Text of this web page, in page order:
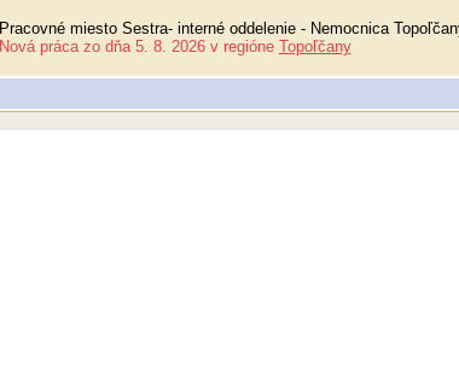
Pracovné miesto Sestra- interné oddelenie - Nemocnica
Nová práca zo dňa 5. 8. 2026 v regióne Topoľčany